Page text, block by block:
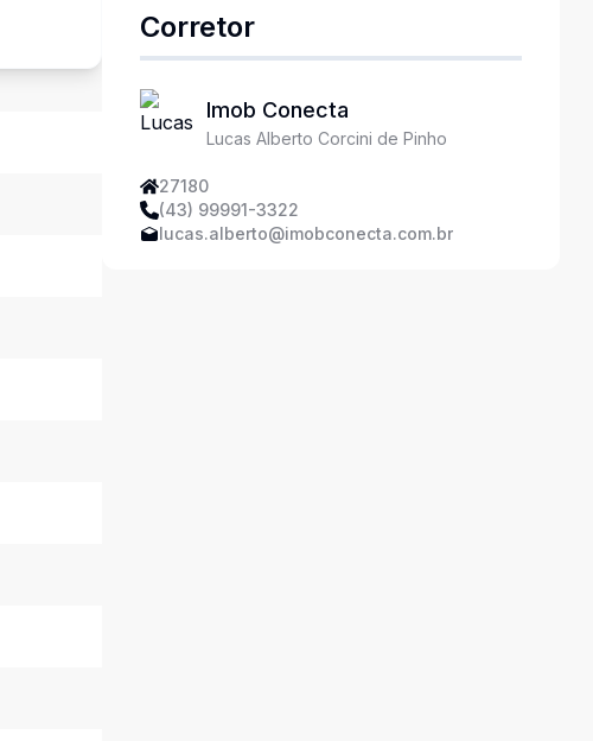
Corretor
Imob Conecta
Lucas Alberto Corcini de Pinho
27180
(43) 99991-3322
lucas.alberto@imobconecta.com.br